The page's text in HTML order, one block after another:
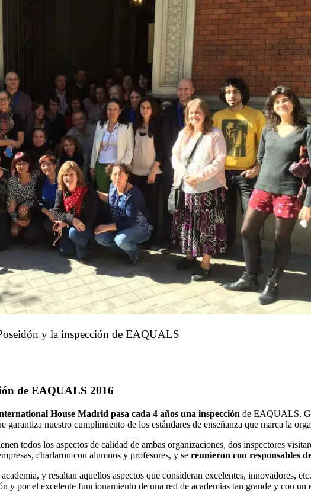
y la inspección de EAQUALS
de EAQUALS 2016
House Madrid pasa cada 4 años una inspección de EAQUALS.
garantiza nuestro cumplimiento de los estándares de enseñanza que marca la
todos los aspectos de calidad de ambas organizaciones, dos inspectores
charlaron con alumnos y profesores, y se reunieron con responsables
y resaltan aquellos aspectos que consideran excelentes, innovadores, etc.
y por el excelente funcionamiento de una red de academias tan grande y con un